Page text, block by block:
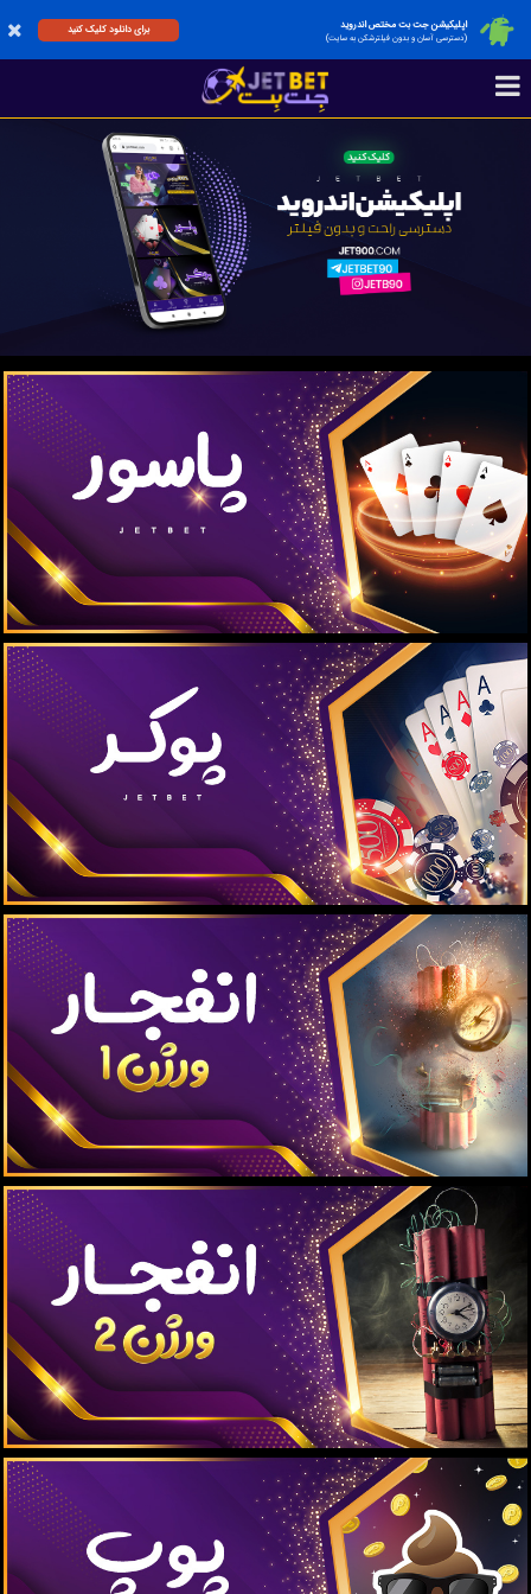
اپلیکیشن جت بت مختص اندروید
(دسترسی آسان و بدون فیلترشکن به سایت)
برای دانلود کلیک کنید